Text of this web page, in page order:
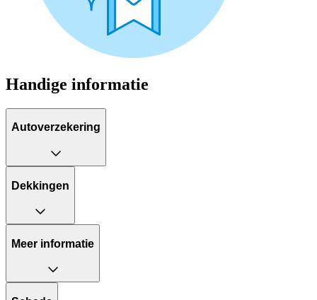
Handige informatie
Autoverzekering
Dekkingen
Meer informatie